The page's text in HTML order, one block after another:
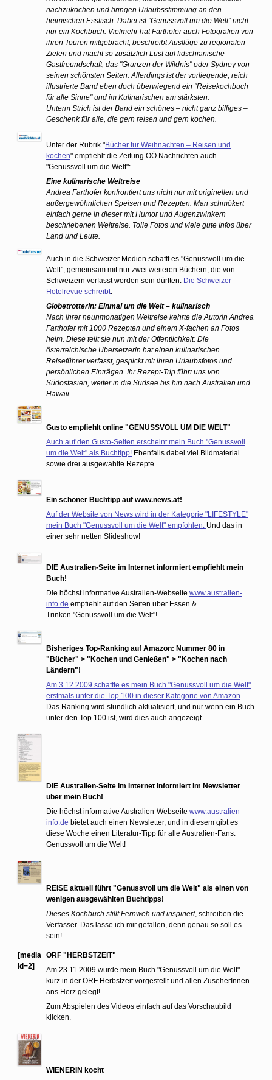
nachzukochen und bringen Urlaubsstimmung an den
heimischen Esstisch. Dabei ist "Genussvoll um die Welt" nicht
nur ein Kochbuch. Vielmehr hat Farthofer auch Fotografien von
ihren Touren mitgebracht, beschreibt Ausflüge zu regionalen
Zielen und macht so zusätzlich Lust auf fidschianische
Gastfreundschaft, das "Grunzen der Wildnis" oder Sydney von
seinen schönsten Seiten. Allerdings ist der vorliegende, reich
illustrierte Band eben doch überwiegend ein "Reisekochbuch
für alle Sinne" und im Kulinarischen am stärksten.
Unterm Strich ist der Band ein schönes – nicht ganz billiges –
Geschenk für alle, die gern reisen und gern kochen.
Unter der Rubrik "Bücher für Weihnachten – Reisen und
kochen" empfiehlt die Zeitung OÖ Nachrichten auch
"Genussvoll um die Welt":
Eine kulinarische Weltreise
Andrea Farthofer konfrontiert uns nicht nur mit originellen und
außergewöhnlichen Speisen und Rezepten. Man schmökert
einfach gerne in dieser mit Humor und Augenzwinkern
beschriebenen Weltreise. Tolle Fotos und viele gute Infos über
Land und Leute.
Auch in die Schweizer Medien schafft es "Genussvoll um die
Welt", gemeinsam mit nur zwei weiteren Büchern, die von
Schweizern verfasst worden sein dürften. Die Schweizer
Hotelrevue schreibt:
Globetrotterin: Einmal um die Welt – kulinarisch
Nach ihrer neunmonatigen Weltreise kehrte die Autorin Andrea
Farthofer mit 1000 Rezepten und einem X-fachen an Fotos
heim. Diese teilt sie nun mit der Öffentlichkeit: Die
österreichische Übersetzerin hat einen kulinarischen
Reiseführer verfasst, gespickt mit ihren Urlaubsfotos und
persönlichen Einträgen. Ihr Rezept-Trip führt uns von
Südostasien, weiter in die Südsee bis hin nach Australien und
Hawaii.
Gusto empfiehlt online "GENUSSVOLL UM DIE WELT"
Auch auf den Gusto-Seiten erscheint mein Buch "Genussvoll
um die Welt" als Buchtipp! Ebenfalls dabei viel Bildmaterial
sowie drei ausgewählte Rezepte.
Ein schöner Buchtipp auf www.news.at!
Auf der Website von News wird in der Kategorie "LIFESTYLE"
mein Buch "Genussvoll um die Welt" empfohlen. Und das in
einer sehr netten Slideshow!
DIE Australien-Seite im Internet informiert empfiehlt mein
Buch!
Die höchst informative Australien-Webseite www.australien-
info.de empfiehlt auf den Seiten über Essen &
Trinken "Genussvoll um die Welt"!
Bisheriges Top-Ranking auf Amazon: Nummer 80 in
"Bücher" > "Kochen und Genießen" > "Kochen nach
Ländern"!
Am 3.12.2009 schaffte es mein Buch "Genussvoll um die Welt"
erstmals unter die Top 100 in dieser Kategorie von Amazon.
Das Ranking wird stündlich aktualisiert, und nur wenn ein Buch
unter den Top 100 ist, wird dies auch angezeigt.
DIE Australien-Seite im Internet informiert im Newsletter
über mein Buch!
Die höchst informative Australien-Webseite www.australien-
info.de bietet auch einen Newsletter, und in diesem gibt es
diese Woche einen Literatur-Tipp für alle Australien-Fans:
Genussvoll um die Welt!
REISE aktuell führt "Genussvoll um die Welt" als einen von
wenigen ausgewählten Buchtipps!
Dieses Kochbuch stillt Fernweh und inspiriert, schreiben die
Verfasser. Das lasse ich mir gefallen, denn genau so soll es
sein!
[media
id=2]
ORF "HERBSTZEIT"
Am 23.11.2009 wurde mein Buch "Genussvoll um die Welt"
kurz in der ORF Herbstzeit vorgestellt und allen ZuseherInnen
ans Herz gelegt!
Zum Abspielen des Videos einfach auf das Vorschaubild
klicken.
WIENERIN kocht